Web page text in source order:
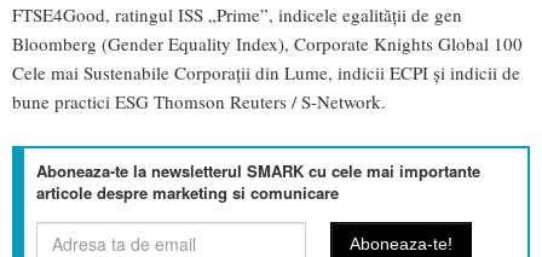
FTSE4Good, ratingul ISS „Prime”, indicele egalității de gen
Bloomberg (Gender Equality Index), Corporate Knights Global 100
Cele mai Sustenabile Corporații din Lume, indicii ECPI și indicii de
bune practici ESG Thomson Reuters / S-Network.
Aboneaza-te la newsletterul SMARK cu cele mai importante
articole despre marketing si comunicare